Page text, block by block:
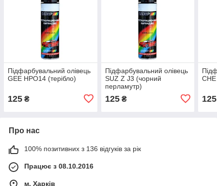
Підфарбувальний олівець
GEE HPO14 (терібло)
125 ₴
Підфарбувальний олівець
SUZ Z J3 (чорний
перламутр)
125₴ 125
Про нас
100% позитивних з 136 відгуків за рік
Працює з 08.10.2016
м. Харків